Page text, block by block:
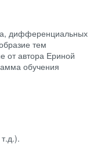
дифференциальных
тем
от автора Ериной
обучения